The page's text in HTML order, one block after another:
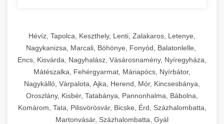
Hévíz, Tapolca, Keszthely, Lenti, Zalakaros, Letenye,
Nagykanizsa, Marcali, Böhönye, Fonyód, Balatonlelle,
Encs, Kisvárda, Nagyhalász, Vásárosnamény, Nyíregyháza,
Mátészalka, Fehérgyarmat, Máriapócs, Nyírbátor,
Nagykálló, Várpalota, Ajka, Herend, Mór, Kincsesbánya,
Oroszlány, Kisbér, Tatabánya, Pannonhalma, Bábolna,
Komárom, Tata, Pilisvörösvár, Bicske, Érd, Százhalombatta,
Martonvásár, Százhalombatta, Gyál